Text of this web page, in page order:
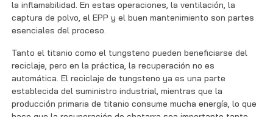
la inflamabilidad. En estas operaciones, la ventilación, la
captura de polvo, el EPP y el buen mantenimiento son partes
esenciales del proceso.
Tanto el titanio como el tungsteno pueden beneficiarse del
reciclaje, pero en la práctica, la recuperación no es
automática. El reciclaje de tungsteno ya es una parte
establecida del suministro industrial, mientras que la
producción primaria de titanio consume mucha energía, lo que